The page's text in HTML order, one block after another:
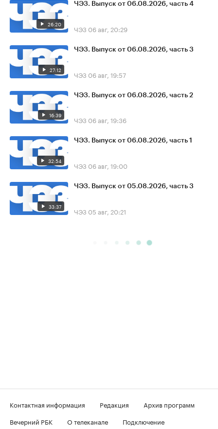
26:20
ЧЭЗ. Выпуск от 06.08.2026, часть 4
ЧЭЗ 06 авг, 20:29
27:12
ЧЭЗ. Выпуск от 06.08.2026, часть 3
ЧЭЗ 06 авг, 19:57
16:39
ЧЭЗ. Выпуск от 06.08.2026, часть 2
ЧЭЗ 06 авг, 19:36
32:54
ЧЭЗ. Выпуск от 06.08.2026, часть 1
ЧЭЗ 06 авг, 19:00
33:37
ЧЭЗ. Выпуск от 05.08.2026, часть 3
ЧЭЗ 05 авг, 20:21
Контактная информация Редакция
Архив программ
Вечерний РБК
О телеканале
Подключение